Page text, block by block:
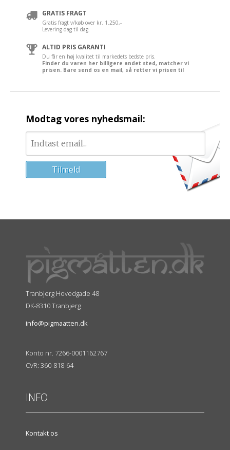
GRATIS FRAGT
Gratis fragt v/køb over kr. 1.250,-
Levering dag til dag.
ALTID PRIS GARANTI
Du får en høj kvalitet til markedets bedste pris.
Finder du varen her billigere andet sted, matcher vi
prisen. Bare send os en mail, så retter vi prisen til
Modtag vores nyhedsmail:
Tranbjerg Hovedgade 48
DK-8310 Tranbjerg
info@pigmaatten.dk
Konto nr. 7266-0001162767
CVR: 360-818-64
INFO
Kontakt os